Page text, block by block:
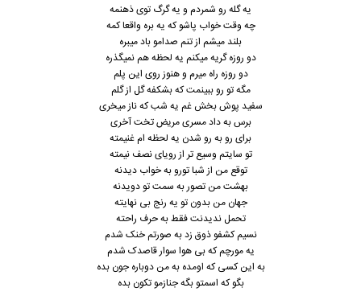
یه گله رو شمردم و یه گرگ توی ذهنمه
چه وقت خواب پاشو که یه بره واقعا کمه
بلند میشم از تنم صدامو باد میبره
دو روزه گریه میکنم یه لحظه هم نمیگذره
دو روزه راه میرم و هنوز روی این پلم
مگه تو رو ببینمت که بشکفه گل از گلم
سفید پوش بخش غم یه شب که ناز میخری
برس به داد مسری مریض تخت آخری
برای رو به رو شدن یه لحظه ام غنیمته
تو سایتم وسیع تر از رویای نصف نیمته
توقع من از شبا تورو به خواب دیدنه
بهشت من تصور به سمت تو دویدنه
جهان من بدون تو یه رنج بی ‌نهایته
تحمل ندیدنت فقط به حرف راحته
نسیم کشفو ذوق ‌زد به صورتم خنک شدم
یه مورچم که بی هوا سوار قاصدک شدم
به این کسی که اومده به من دوباره جون بده
بگو که اسمتو بگه جنازمو تکون بده